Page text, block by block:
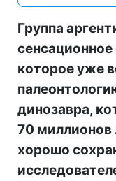
Группа
которое уже
динозавра,
70 миллионов
хорошо